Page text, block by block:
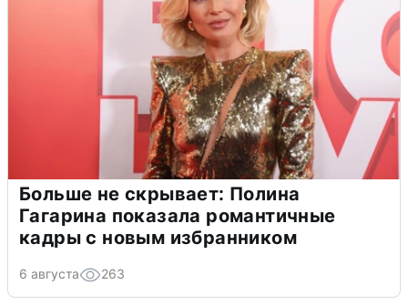
Больше не скрывает: Полина
Гагарина показала романтичные
кадры с новым избранником
6 августа 263